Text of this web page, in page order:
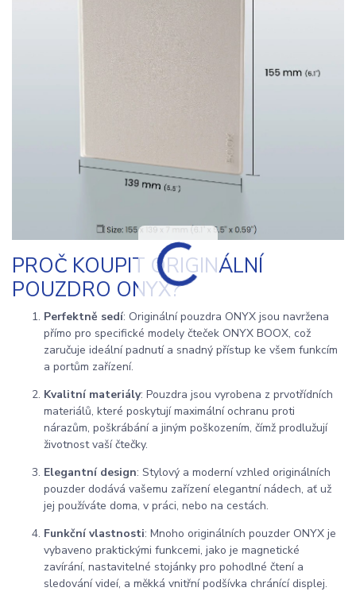
PROČ KOUPIT ORIGINÁLNÍ
POUZDRO ONYX?
Perfektně sedí: Originální pouzdra ONYX jsou navržena
přímo pro specifické modely čteček ONYX BOOX, což
zaručuje ideální padnutí a snadný přístup ke všem funkcím
a portům zařízení.
Kvalitní materiály: Pouzdra jsou vyrobena z prvotřídních
materiálů, které poskytují maximální ochranu proti
nárazům, poškrábání a jiným poškozením, čímž prodlužují
životnost vaší čtečky.
Elegantní design: Stylový a moderní vzhled originálních
pouzder dodává vašemu zařízení elegantní nádech, ať už
jej používáte doma, v práci, nebo na cestách.
Funkční vlastnosti: Mnoho originálních pouzder ONYX je
vybaveno praktickými funkcemi, jako je magnetické
zavírání, nastavitelné stojánky pro pohodlné čtení a
sledování videí, a měkká vnitřní podšívka chránící displej.